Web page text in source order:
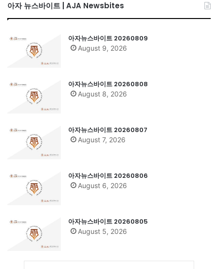
아자 뉴스바이트 | AJA Newsbites
아자뉴스바이트 20260809
August 9, 2026
아자뉴스바이트 20260808
August 8, 2026
아자뉴스바이트 20260807
August 7, 2026
아자뉴스바이트 20260806
August 6, 2026
아자뉴스바이트 20260805
August 5, 2026